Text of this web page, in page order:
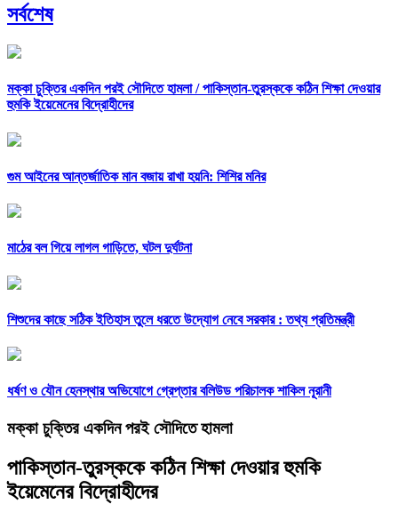
সর্বশেষ
মক্কা চুক্তির একদিন পরই সৌদিতে হামলা /পাকিস্তান-তুরস্ককে কঠিন শিক্ষা দেওয়ার
হুমকি ইয়েমেনের বিদ্রোহীদের
গুম আইনের আন্তর্জাতিক মান বজায় রাখা হয়নি: শিশির মনির
মাঠের বল গিয়ে লাগল গাড়িতে, ঘটল দুর্ঘটনা
শিশুদের কাছে সঠিক ইতিহাস তুলে ধরতে উদ্যোগ নেবে সরকার : তথ্য প্রতিমন্ত্রী
ধর্ষণ ও যৌন হেনস্থার অভিযোগে গ্রেপ্তার বলিউড পরিচালক শাকিল নূরানী
মক্কা চুক্তির একদিন পরই সৌদিতে হামলা
পাকিস্তান-তুরস্ককে কঠিন শিক্ষা দেওয়ার হুমকি
ইয়েমেনের বিদ্রোহীদের